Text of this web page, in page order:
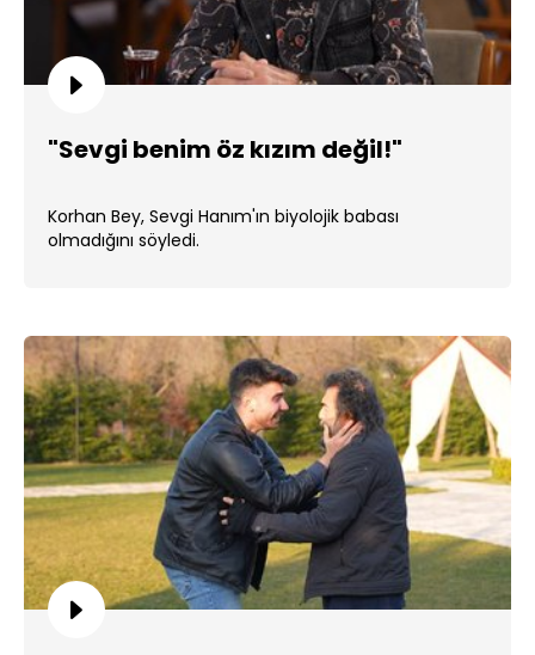
"Sevgi benim öz kızım değil!"
Korhan Bey, Sevgi Hanım'ın biyolojik babası
olmadığını söyledi.